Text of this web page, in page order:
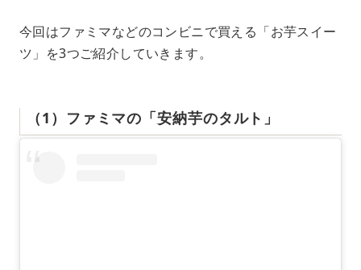
今回はファミマなどのコンビニで買える「お芋スイー
ツ」を3つご紹介していきます。
（1）ファミマの「安納芋のタルト」